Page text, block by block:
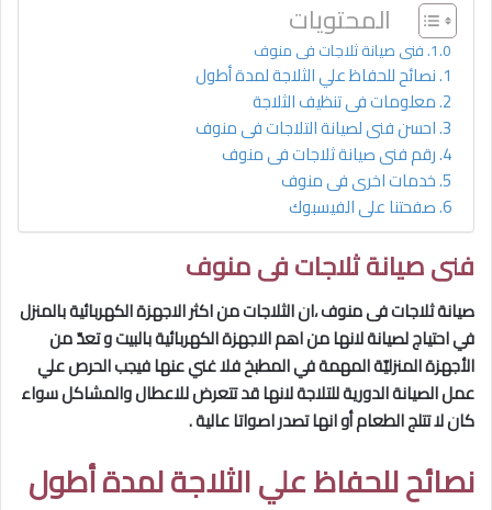
المحتويات
فنى صيانة ثلاجات فى منوف
نصائح للحفاظ علي الثلاجة لمدة أطول
معلومات فى تنظيف الثلاجة
احسن فنى لصيانة التلاجات فى منوف
رقم فنى صيانة ثلاجات فى منوف
خدمات اخرى فى منوف
صفحتنا على الفيسبوك
فنى صيانة ثلاجات فى منوف
صيانة ثلاجات فى منوف ،ان الثلاجات من اكثر الاجهزة الكهربائية بالمنزل
في احتياج لصيانة لانها من اهم الاجهزة الكهربائية بالبيت و تعدّ من
الأجهزة المنزليّة المهمة في المطبخ فلا غني عنها فيجب الحرص علي
عمل الصيانة الدورية للتلاجة لانها قد تتعرض للاعطال والمشاكل سواء
كان لا تتلج الطعام أو انها تصدر اصواتا عالية .
نصائح للحفاظ علي الثلاجة لمدة أطول